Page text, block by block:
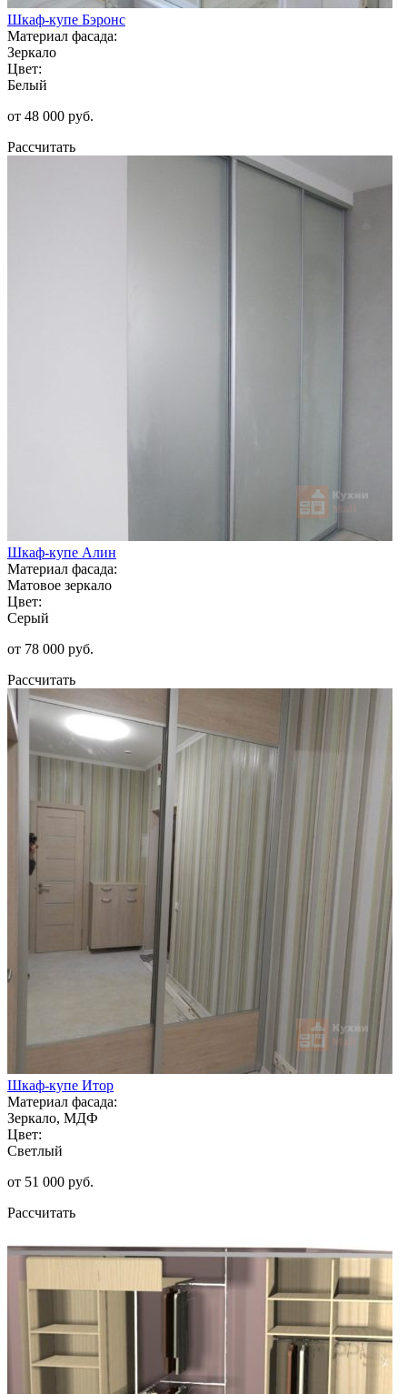
Шкаф-купе Бэронс
Материал фасада:
Зеркало
Цвет:
Белый
от 48 000 руб.
Рассчитать
Шкаф-купе Алин
Материал фасада:
Матовое зеркало
Цвет:
Серый
от 78 000 руб.
Рассчитать
Шкаф-купе Итор
Материал фасада:
Зеркало, МДФ
Цвет:
Светлый
от 51 000 руб.
Рассчитать